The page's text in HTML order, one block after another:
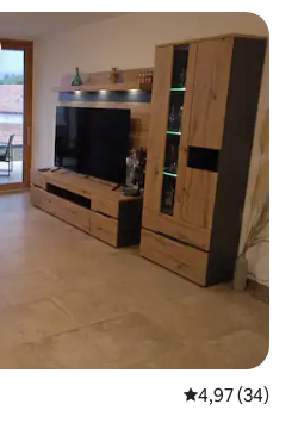
4,97 de uma
4,97 (34)